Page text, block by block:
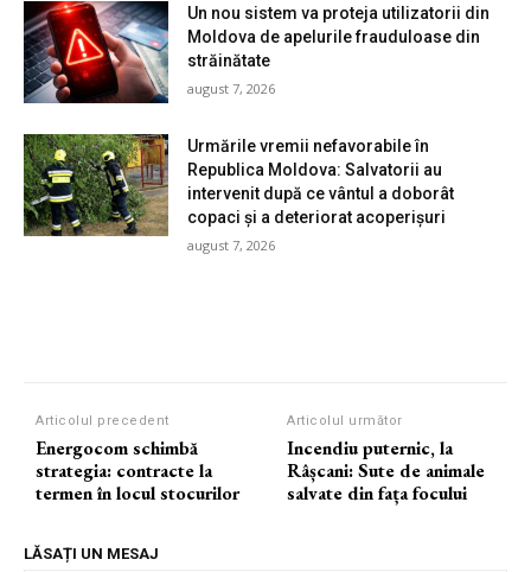
Un nou sistem va proteja utilizatorii din
Moldova de apelurile frauduloase din
străinătate
august 7, 2026
Urmările vremii nefavorabile în
Republica Moldova: Salvatorii au
intervenit după ce vântul a doborât
copaci și a deteriorat acoperișuri
august 7, 2026
Articolul precedent
Energocom schimbă
strategia: contracte la
termen în locul stocurilor
Articolul următor
Incendiu puternic, la
Râșcani: Sute de animale
salvate din fața focului
LĂSAȚI UN MESAJ